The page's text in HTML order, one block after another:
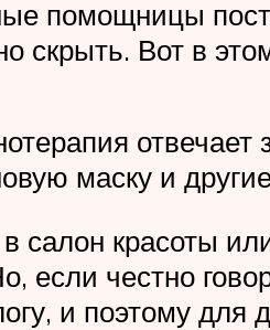
помощницы
скрыть. Вот в
отвечает
маску и
салон красоты
если честно
и поэтому